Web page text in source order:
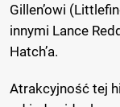
Gillen’owi
innymi Lance
Hatch’a.
Atrakcyjność tej